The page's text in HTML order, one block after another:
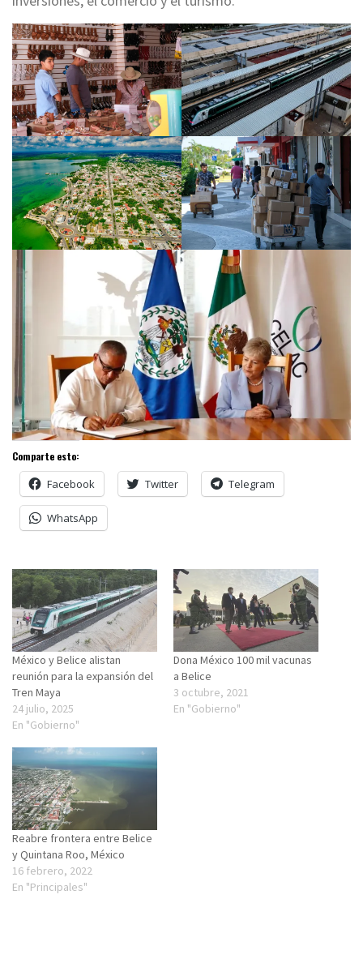
Comparte esto:
Facebook Twitter Telegram
WhatsApp
México y Belice alistan
reunión para la expansión del
Tren Maya
24 julio, 2025
En "Gobierno"
Dona México 100 mil vacunas
a Belice
3 octubre, 2021
En "Gobierno"
Reabre frontera entre Belice
y Quintana Roo, México
16 febrero, 2022
En "Principales"